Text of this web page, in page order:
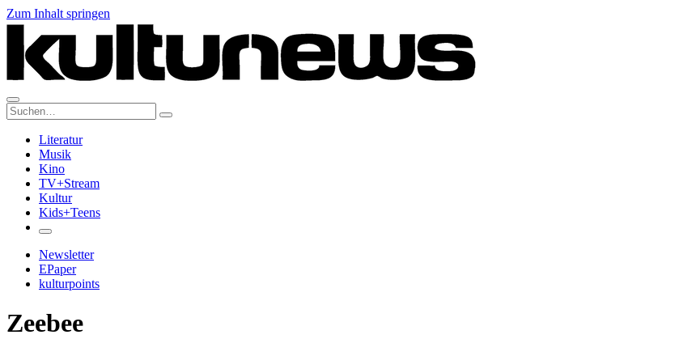
Zum Inhalt springen
Suche:
Literatur
Musik
Kino
TV+Stream
Kultur
Kids+Teens
Newsletter
EPaper
kulturpoints
Zeebee